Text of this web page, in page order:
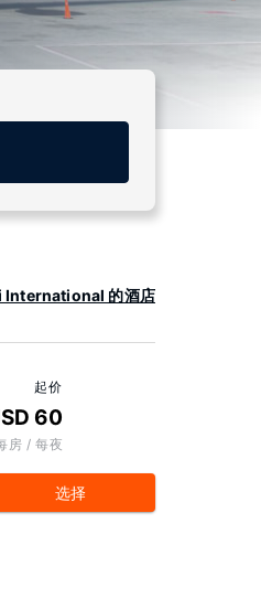
International 的酒店
起价
60
房 / 每夜
选择